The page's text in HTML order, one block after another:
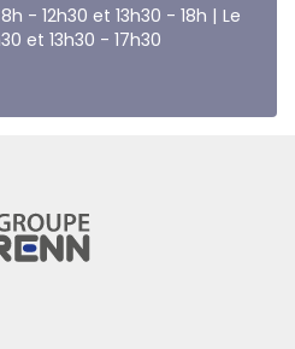
- 12h30 et 13h30 - 18h | Le
et 13h30 - 17h30